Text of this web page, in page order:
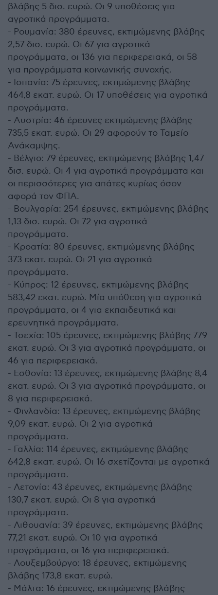
βλάβης 5 δισ. ευρώ. Οι 9 υποθέσεις για
αγροτικά προγράμματα.
- Ρουμανία: 380 έρευνες, εκτιμώμενης βλάβης
2,57 δισ. ευρώ. Οι 67 για αγροτικά
προγράμματα, οι 136 για περιφερειακά, οι 58
για προγράμματα κοινωνικής συνοχής.
- Ισπανία: 75 έρευνες, εκτιμώμενης βλάβης
464,8 εκατ. ευρώ. Οι 17 υποθέσεις για αγροτικά
προγράμματα.
- Αυστρία: 46 έρευνες εκτιμώμενης βλάβης
735,5 εκατ. ευρώ. Οι 29 αφορούν το Ταμείο
Ανάκαμψης.
- Βέλγιο: 79 έρευνες, εκτιμώμενης βλάβης 1,47
δισ. ευρώ. Οι 4 για αγροτικά προγράμματα και
οι περισσότερες για απάτες κυρίως όσον
αφορά τον ΦΠΑ.
- Βουλγαρία: 254 έρευνες, εκτιμώμενης βλάβης
1,13 δισ. ευρώ. Οι 72 για αγροτικά
προγράμματα.
- Κροατία: 80 έρευνες, εκτιμώμενης βλάβης
373 εκατ. ευρώ. Οι 21 για αγροτικά
προγράμματα.
- Κύπρος: 12 έρευνες, εκτιμώμενης βλάβης
583,42 εκατ. ευρώ. Μία υπόθεση για αγροτικά
προγράμματα, οι 4 για εκπαιδευτικά και
ερευνητικά προγράμματα.
- Τσεχία: 105 έρευνες, εκτιμώμενης βλάβης 779
εκατ. ευρώ. Οι 3 για αγροτικά προγράμματα, οι
46 για περιφερειακά.
- Εσθονία: 13 έρευνες, εκτιμώμενης βλάβης 8,4
εκατ. ευρώ. Οι 3 για αγροτικά προγράμματα, οι
8 για περιφερειακά.
- Φινλανδία: 13 έρευνες, εκτιμώμενης βλάβης
9,09 εκατ. ευρώ. Οι 2 για αγροτικά
προγράμματα.
- Γαλλία: 114 έρευνες, εκτιμώμενης βλάβης
642,8 εκατ. ευρώ. Οι 16 σχετίζονται με αγροτικά
προγράμματα.
- Λετονία: 43 έρευνες, εκτιμώμενης βλάβης
130,7 εκατ. ευρώ. Οι 8 για αγροτικά
προγράμματα.
- Λιθουανία: 39 έρευνες, εκτιμώμενης βλάβης
77,21 εκατ. ευρώ. Οι 10 για αγροτικά
προγράμματα, οι 16 για περιφερειακά.
- Λουξεμβούργο: 18 έρευνες, εκτιμώμενης
βλάβης 173,8 εκατ. ευρώ.
- Μάλτα: 16 έρευνες, εκτιμώμενης βλάβης